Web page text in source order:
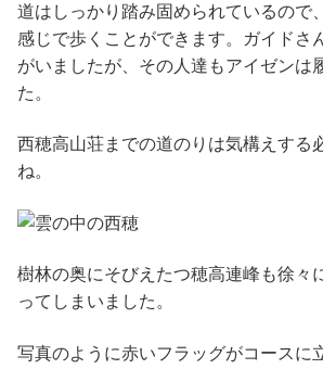
道はしっかり踏み固められているので
感じで歩くことができます。ガイドさ
がいましたが、その人達もアイゼンは
た。
西穂高山荘までの道のりは気構えする
ね。
樹林の奥にそびえたつ穂高連峰も徐々
ってしまいました。
写真のように赤いフラッグがコースに